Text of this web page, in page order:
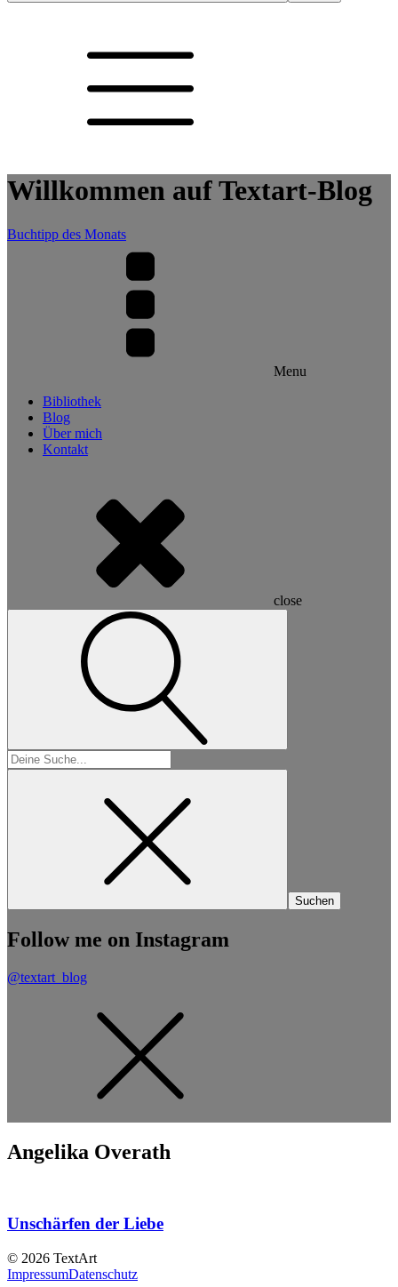
Willkommen auf Textart-Blog
Buchtipp des Monats
Menu
Bibliothek
Blog
Über mich
Kontakt
close
Suchen
nach:
Follow me on Instagram
@textart_blog
Angelika Overath
Unschärfen der Liebe
© 2026 TextArt
ImpressumDatenschutz